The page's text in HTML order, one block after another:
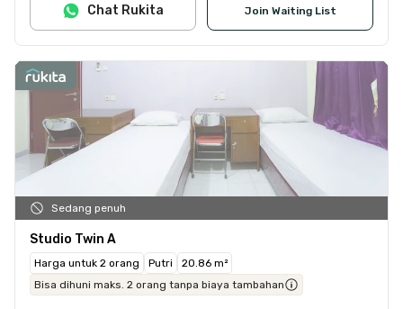
Join Waiting List
Chat Rukita
Sedang penuh
Studio Twin A
Harga untuk 2 orang Putri
20.86 m²
Bisa dihuni maks. 2 orang tanpa biaya tambahan